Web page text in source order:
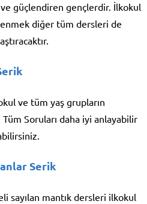
güçlendiren gençlerdir. İlkokul
diğer tüm dersleri de
ve tüm yaş grupların
Soruları daha iyi anlayabilir
Serik
sayılan mantık dersleri ilkokul